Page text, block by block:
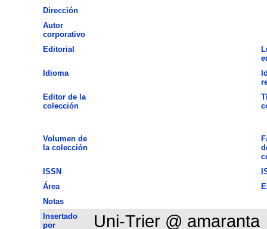
Dirección
Autor
corporativo
Editorial
Idioma
Editor de la
colección
Volumen de
la colección
ISSN
Área
Notas
Insertado
por
Uni-Trier @